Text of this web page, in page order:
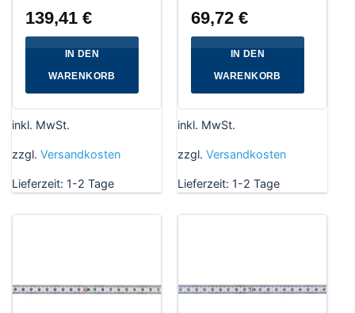
139,41€
IN DEN
WARENKORB
inkl. MwSt.
zzgl. Versandkosten
Lieferzeit: 1-2 Tage
69,72€
IN DEN
WARENKORB
inkl. MwSt.
zzgl. Versandkosten
Lieferzeit: 1-2 Tage